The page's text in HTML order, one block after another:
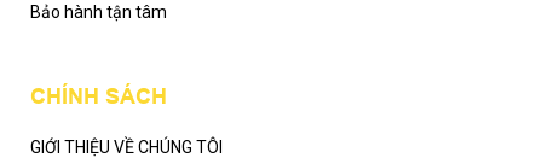
Bảo hành tận tâm
CHÍNH SÁCH
GIỚI THIỆU VỀ CHÚNG TÔI